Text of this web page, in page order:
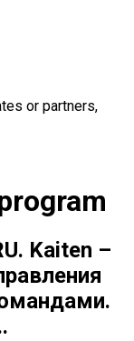
or partners,
Kaiten –